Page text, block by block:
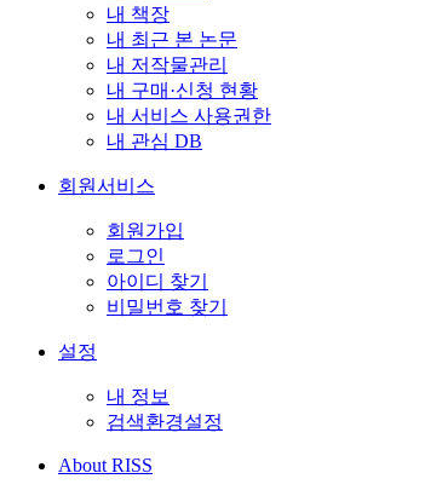
내 책장
내 최근 본 논문
내 저작물관리
내 구매·신청 현황
내 서비스 사용권한
내 관심 DB
회원서비스
회원가입
로그인
아이디 찾기
비밀번호 찾기
설정
내 정보
검색환경설정
About RISS